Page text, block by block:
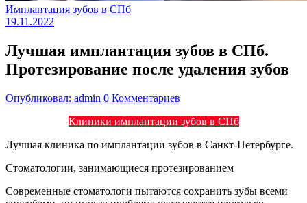
Имплантация зубов в СПб
19.11.2022
Лучшая имплантация зубов в СПб.
Протезирование после удаления зубов
Опубликовал: admin 0 Комментариев
Клиники имплантации зубов в СПб
Лучшая клиника по имплантации зубов в Санкт-Петербурге.
Стоматологии, занимающиеся протезированием
Современные стоматологи пытаются сохранить зубы всеми